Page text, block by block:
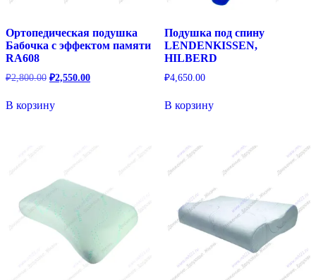
Ортопедическая подушка
Бабочка с эффектом памяти
RA608
₽2,800.00 Первоначальная
цена
₽2,800.00.
₽2,550.00Текущая
цена:
В корзину
Подушка под спину
LENDENKISSEN,
HILBERD
₽4,650.00
В корзину